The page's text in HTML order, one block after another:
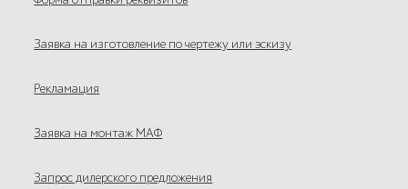
Заявка на изготовление по чертежу или эскизу
Рекламация
Заявка на монтаж МАФ
Запрос дилерского предложения